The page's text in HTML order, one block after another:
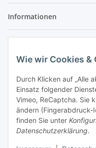
Wie wir Cookies &
Durch Klicken auf „Alle
Einsatz folgender
Vimeo, ReCaptcha. Sie
ändern (Fingerabdruck-
finden Sie unter
Datenschutzerklärung.
Informationen
Wir sind kein
Spielwarenverordnung
Die meisten der von
nur für ein
Produkte gehören
Kinderhände unter 14
bestätigen Sie, dass